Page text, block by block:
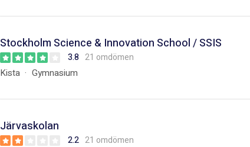
Stockholm Science & Innovation School / SSIS
3.8 21 omdömen
Kista Gymnasium
Järvaskolan
2.2 21 omdömen